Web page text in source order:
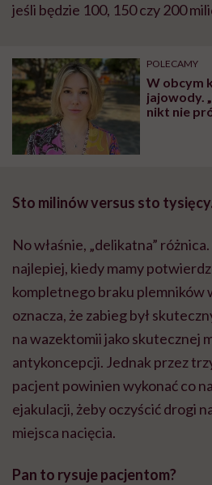
jeśli będzie 100, 150 czy 200
POLECAMY
W obcym
jajowody.
nikt nie
Sto milinów versus sto tysięcy.
No właśnie, „delikatna”
najlepiej, kiedy mamy
kompletnego braku plemników
oznacza, że zabieg był
na wazektomii jako skutecznej
antykoncepcji. Jednak przez
pacjent powinien wykonać co
ejakulacji, żeby oczyścić drogi
miejsca nacięcia.
Pan to rysuje pacjentom?